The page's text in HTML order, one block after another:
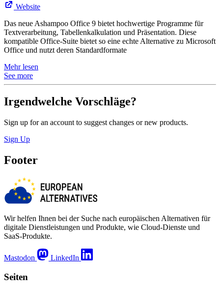
Website
Das neue Ashampoo Office 9 bietet hochwertige Programme für
Textverarbeitung, Tabellenkalkulation und Präsentation. Diese
kompatible Office-Suite bietet so eine echte Alternative zu Microsoft
Office und nutzt deren Standardformate
Mehr lesen
See more
Irgendwelche Vorschläge?
Sign up for an account to suggest changes or new products.
Sign Up
Footer
Wir helfen Ihnen bei der Suche nach europäischen Alternativen für
digitale Dienstleistungen und Produkte, wie Cloud-Dienste und
SaaS-Produkte.
Mastodon LinkedIn
Seiten